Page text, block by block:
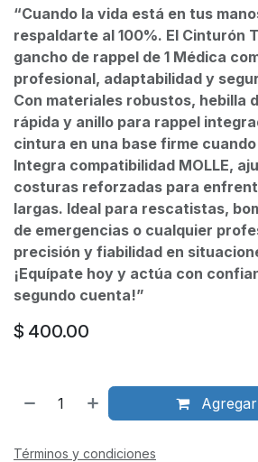
“Cuando la vida está en tus
respaldarte al 100%. El Cinturón
gancho de rappel de 1 Médica
profesional, adaptabilidad y
Con materiales robustos, hebilla
rápida y anillo para rappel
cintura en una base firme
Integra compatibilidad MOLLE,
costuras reforzadas para
largas. Ideal para rescatistas,
de emergencias o cualquier
precisión y fiabilidad en
¡Equípate hoy y actúa con
segundo cuenta!”
$ 400.00
Términos y condiciones